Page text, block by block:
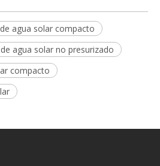
agua solar compacto
agua solar no presurizado
compacto